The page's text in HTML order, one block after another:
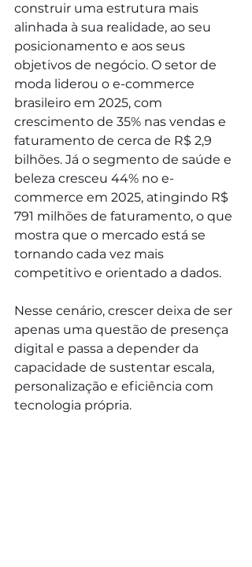
construir uma estrutura mais
alinhada à sua realidade, ao seu
posicionamento e aos seus
objetivos de negócio. O setor de
moda liderou o e-commerce
brasileiro em 2025, com
crescimento de 35% nas vendas e
faturamento de cerca de R$ 2,9
bilhões. Já o segmento de saúde e
beleza cresceu 44% no e-
commerce em 2025, atingindo R$
791 milhões de faturamento, o que
mostra que o mercado está se
tornando cada vez mais
competitivo e orientado a dados.
Nesse cenário, crescer deixa de ser
apenas uma questão de presença
digital e passa a depender da
capacidade de sustentar escala,
personalização e eficiência com
tecnologia própria.